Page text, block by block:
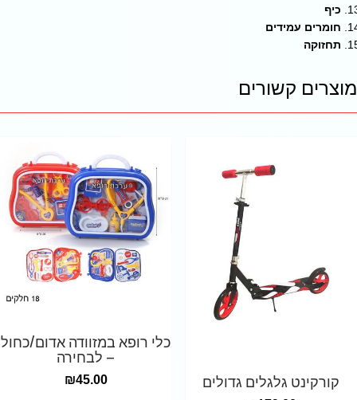
כיף
חומרים עמידים
תחזוקה
מוצרים קשורים
קורקינט גלגלים גדולים
כלי רופא במזוודה אדום/כחול
– לבחירה
₪45.00